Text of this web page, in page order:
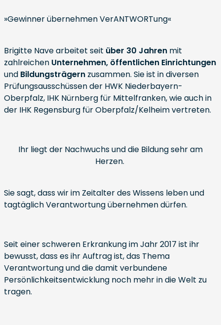
»Gewinner übernehmen VerANTWORTung«
Brigitte Nave arbeitet seit über 30 Jahren mit
zahlreichen Unternehmen, öffentlichen Einrichtungen
und Bildungsträgern zusammen. Sie ist in diversen
Prüfungsausschüssen der HWK Niederbayern-
Oberpfalz, IHK Nürnberg für Mittelfranken, wie auch in
der IHK Regensburg für Oberpfalz/Kelheim vertreten.
Ihr liegt der Nachwuchs und die Bildung sehr am
Herzen.
Sie sagt, dass wir im Zeitalter des Wissens leben und
tagtäglich Verantwortung übernehmen dürfen.
Seit einer schweren Erkrankung im Jahr 2017 ist ihr
bewusst, dass es ihr Auftrag ist, das Thema
Verantwortung und die damit verbundene
Persönlichkeitsentwicklung noch mehr in die Welt zu
tragen.